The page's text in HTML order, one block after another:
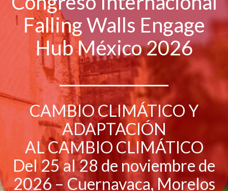
Falling Walls Engage
Hub México 2026
CAMBIO CLIMÁTICO Y
ADAPTACIÓN
AL CAMBIO CLIMÁTICO
Del 25 al 28 de noviembre de
2026 – Cuernavaca, Morelos